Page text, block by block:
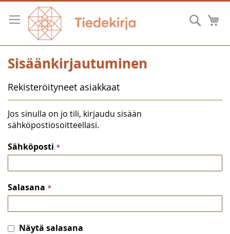
Skip
Content
Hae
Sisäänkirjautuminen
Rekisteröityneet asiakkaat
Jos sinulla on jo tili, kirjaudu sisään
sähköpostiosoitteellasi.
Sähköposti
Salasana
Näytä salasana